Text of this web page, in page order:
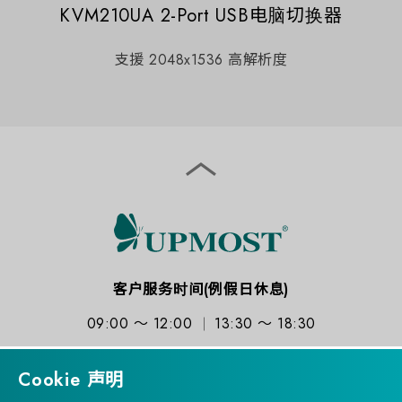
KVM210UA 2-Port USB电脑切换器
支援 2048x1536 高解析度
客户服务时间(例假日休息)
09:00 ～ 12:00
13:30 ～ 18:30
Cookie 声明